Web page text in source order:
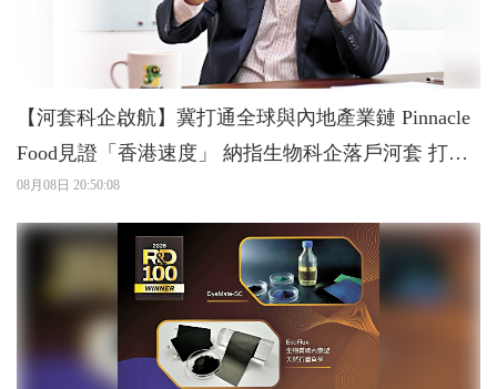
【河套科企啟航】冀打通全球與內地產業鏈 Pinnacle
Food見證「香港速度」 納指生物科企落戶河套 打造
灣區「細胞工廠」
08月08日 20:50:08